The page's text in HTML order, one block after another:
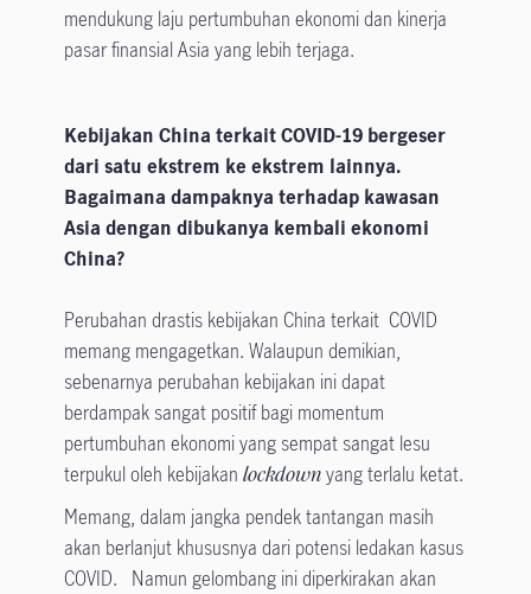
mendukung laju pertumbuhan ekonomi dan kinerja
pasar finansial Asia yang lebih terjaga.
Kebijakan China terkait COVID-19 bergeser
dari satu ekstrem ke ekstrem lainnya.
Bagaimana dampaknya terhadap kawasan
Asia dengan dibukanya kembali ekonomi
China?
Perubahan drastis kebijakan China terkait COVID
memang mengagetkan. Walaupun demikian,
sebenarnya perubahan kebijakan ini dapat
berdampak sangat positif bagi momentum
pertumbuhan ekonomi yang sempat sangat lesu
terpukul oleh kebijakan lockdownyang terlalu ketat.
Memang, dalam jangka pendek tantangan masih
akan berlanjut khususnya dari potensi ledakan kasus
COVID. Namun gelombang ini diperkirakan akan